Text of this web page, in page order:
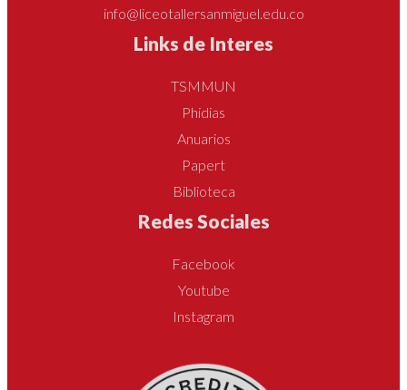
info@liceotallersanmiguel.edu.co
Links de Interes
TSMMUN
Phidias
Anuarios
Papert
Biblioteca
Redes Sociales
Facebook
Youtube
Instagram